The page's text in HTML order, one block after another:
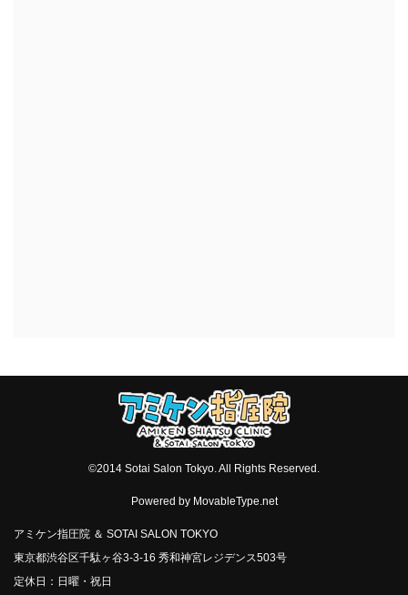
©2014 Sotai Salon Tokyo. All Rights Reserved.
Powered by MovableType.net
アミケン指圧院 ＆ SOTAI SALON TOKYO
東京都渋谷区千駄ヶ谷3-3-16 秀和神宮レジデンス503号
定休日：日曜・祝日